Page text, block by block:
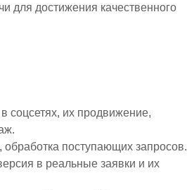
для достижения качественного
соцсетях, их продвижение,
поступающих запросов.
в реальные заявки и их